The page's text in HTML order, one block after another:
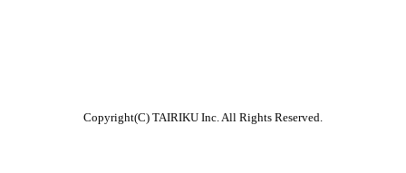
Copyright(C) TAIRIKU Inc. All Rights Reserved.